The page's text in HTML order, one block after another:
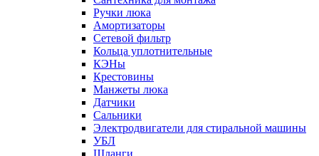
Ручки люка
Амортизаторы
Сетевой фильтр
Кольца уплотнительные
КЭНы
Крестовины
Манжеты люка
Датчики
Сальники
Электродвигатели для стиральной машины
УБЛ
Шланги